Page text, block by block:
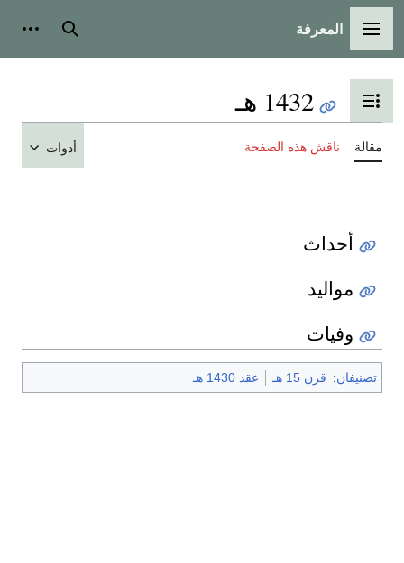
القائمة الرئيسية
المعرفة بحث
تبديل عرض جدول المحتويات
1432 هـ
مقالة ناقش هذه الصفحة أدوات
أحداث
مواليد
وفيات
تصنيفان: قرن 15 هـ عقد 1430 هـ